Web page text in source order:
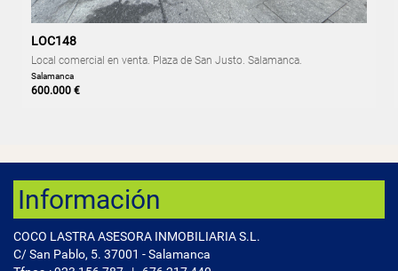
LOC148
Local comercial en venta. Plaza de San Justo. Salamanca.
Salamanca
600.000 €
Información
COCO LASTRA ASESORA INMOBILIARIA S.L.
C/ San Pablo, 5. 37001 - Salamanca